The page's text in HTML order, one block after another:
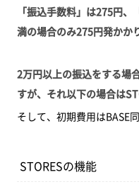
「振込手数料」は275円
満の場合のみ275円発かか
2万円以上の振込をする場
すが、それ以下の場合は
そして、初期費用はBASE
STORESの機能